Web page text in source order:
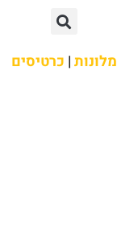
מלונות| כרטיסים